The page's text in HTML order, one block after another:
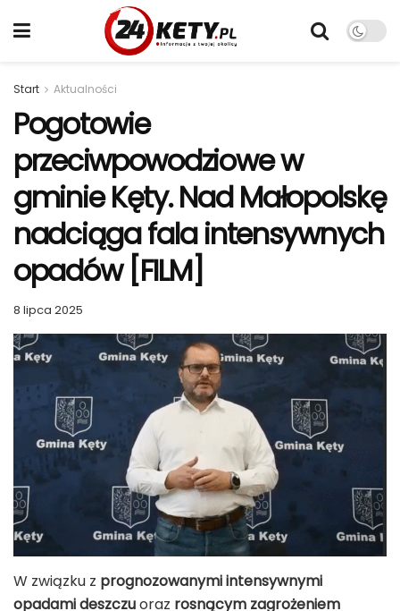
Start Aktualności
Pogotowie
przeciwpowodziowe w
gminie Kęty. Nad Małopolskę
nadciąga fala intensywnych
opadów [FILM]
8 lipca 2025
W związku z prognozowanymi intensywnymi
opadami deszczuoraz rosnącym zagrożeniem